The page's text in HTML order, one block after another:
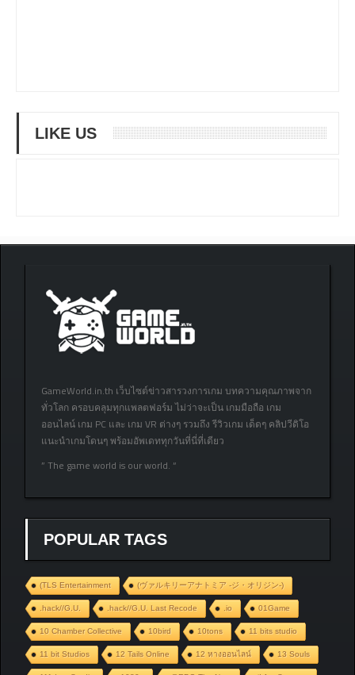
LIKE US
GameWorld.in.th เว็บไซต์ข่าวสารวงการเกม บทความคุณภาพจาก
ทั่วโลก ครอบคลุมทุกแพลตฟอร์ม ไม่ว่าจะเป็น เกมมือถือ เกม
ออนไลน์ เกม PC และ เกม VR ต่างๆ รวมถึง รีวิวเกม เด็ดๆ คลิปวีดิโอ
แนะนำเกมโดนๆ พร้อมอัพเดททุกวันที่นี่ที่เดียว
” The game world is our world. “
POPULAR TAGS
(TLS Entertainment (ヴァルキリーアナトミア ‐ジ・オリジン‐)
.hack//G.U. .hack//G.U. Last Recode .io 01Game
10 Chamber Collective 10bird 10tons 11 bits studio
11 bit Studios 12 Tails Online 12 หางออนไลน์ 13 Souls